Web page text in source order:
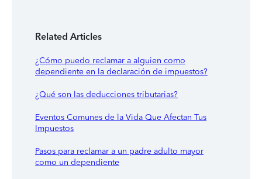
Related Articles
¿Cómo puedo reclamar a alguien como
dependiente en la declaración de impuestos?
¿Qué son las deducciones tributarias?
Eventos Comunes de la Vida Que Afectan Tus
Impuestos
Pasos para reclamar a un padre adulto mayor
como un dependiente